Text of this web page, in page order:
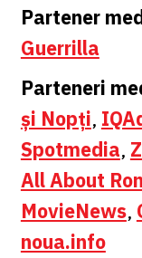
Partener
Guerrilla
Parteneri
și Nopți,
Spotmedia,
All About
MovieNews,
noua.info